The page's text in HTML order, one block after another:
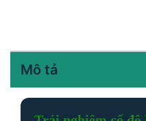
Mô tả